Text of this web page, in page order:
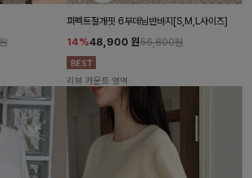
퍼펙트절개핏 6부데님반바지[S,M,L사이즈]
14%48,900 원56,800원
리뷰 카운트 영역